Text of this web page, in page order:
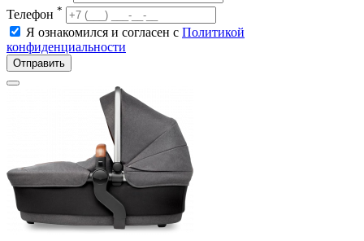
Телефон *
Я ознакомился и согласен с Политикой
конфиденциальности
Отправить